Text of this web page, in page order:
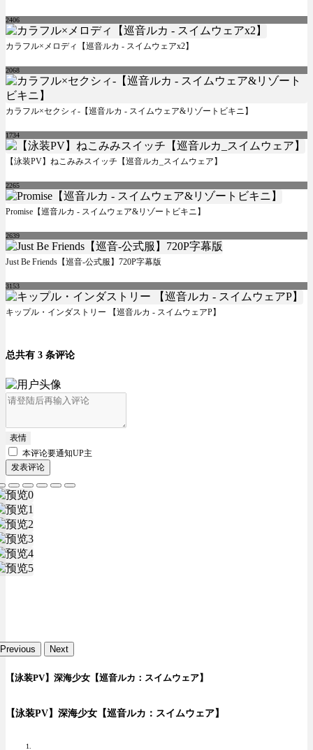
2406
カラフル×メロディ【巡音ルカ - スイムウェアx2】
2068
カラフル×セクシィ-【巡音ルカ - スイムウェア&リゾートビキニ】
1734
【泳装PV】ねこみみスイッチ【巡音ルカ_スイムウェア】
2265
Promise【巡音ルカ - スイムウェア&リゾートビキニ】
2639
Just Be Friends【巡音-公式服】720P字幕版
3153
キップル・インダストリー 【巡音ルカ - スイムウェアP】
总共有 3 条评论
表情
本评论要通知UP主
发表评论
Previous Next
【泳装PV】深海少女【巡音ルカ：スイムウェア】
【泳装PV】深海少女【巡音ルカ：スイムウェア】